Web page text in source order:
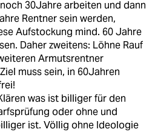
30Jahre arbeiten und dann
Rentner sein werden,
Aufstockung mind. 60 Jahre
Daher zweitens: Löhne Rauf
Armutsrentner
muss sein, in 60Jahren
was ist billiger für den
oder ohne und
ist. Völlig ohne Ideologie